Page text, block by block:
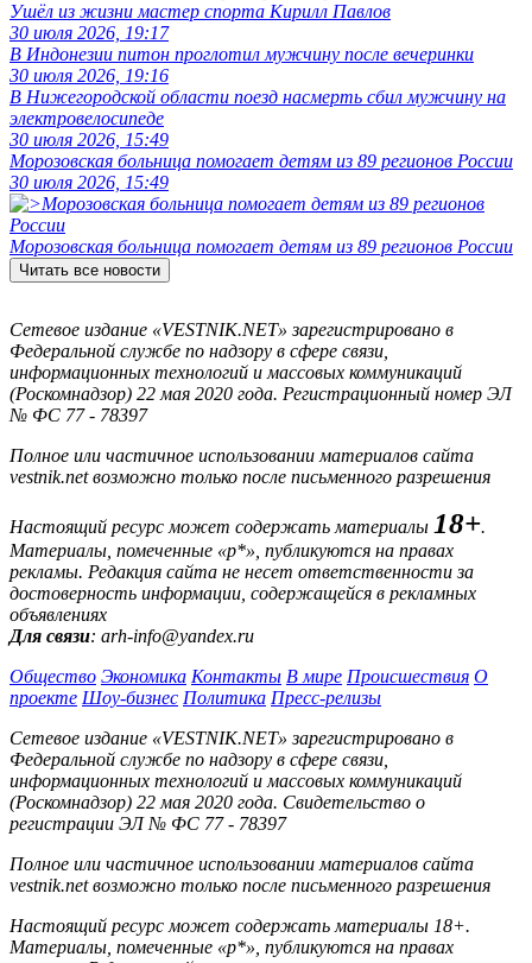
Ушёл из жизни мастер спорта Кирилл Павлов
30 июля 2026, 19:17
В Индонезии питон проглотил мужчину после вечеринки
30 июля 2026, 19:16
В Нижегородской области поезд насмерть сбил мужчину на
электровелосипеде
30 июля 2026, 15:49
Морозовская больница помогает детям из 89 регионов России
30 июля 2026, 15:49
Морозовская больница помогает детям из 89 регионов России
Читать все новости
Сетевое издание «VESTNIK.NET» зарегистрировано в
Федеральной службе по надзору в сфере связи,
информационных технологий и массовых коммуникаций
(Роскомнадзор) 22 мая 2020 года. Регистрационный номер ЭЛ
№ ФС 77 - 78397
Полное или частичное использовании материалов сайта
vestnik.net возможно только после письменного разрешения
Настоящий ресурс может содержать материалы 18+.
Материалы, помеченные «р*», публикуются на правах
рекламы. Редакция сайта не несет ответственности за
достоверность информации, содержащейся в рекламных
объявлениях
Для связи: arh-info@yandex.ru
Общество Экономика Контакты В мире Происшествия О
проекте Шоу-бизнес Политика Пресс-релизы
Сетевое издание «VESTNIK.NET» зарегистрировано в
Федеральной службе по надзору в сфере связи,
информационных технологий и массовых коммуникаций
(Роскомнадзор) 22 мая 2020 года. Свидетельство о
регистрации ЭЛ № ФС 77 - 78397
Полное или частичное использовании материалов сайта
vestnik.net возможно только после письменного разрешения
Настоящий ресурс может содержать материалы 18+.
Материалы, помеченные «р*», публикуются на правах